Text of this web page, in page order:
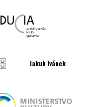
Jakub Ivánek